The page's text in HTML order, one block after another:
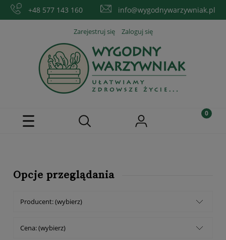
+48 577 143 160 info@wygodnywarzywniak.pl
Zarejestruj się Zaloguj się
Opcje przeglądania
Producent: (wybierz)
Cena: (wybierz)